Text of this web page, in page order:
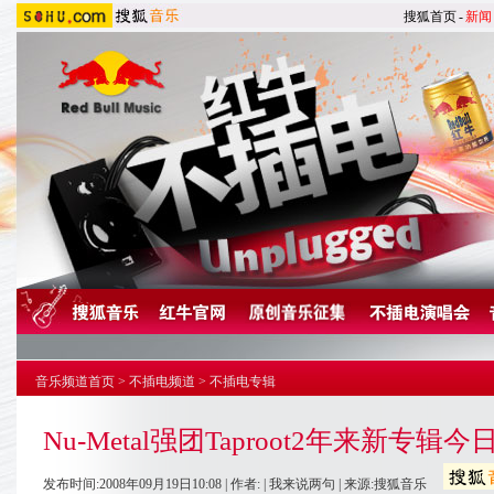
搜狐首页-新闻
音乐频道首页 > 不插电频道 > 不插电专辑
Nu-Metal强团Taproot2年来新专辑今
发布时间:2008年09月19日10:08 | 作者: | 我来说两句 | 来源:搜狐音乐